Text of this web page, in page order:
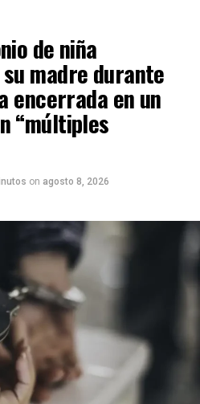
de niña
madre durante
encerrada en un
“múltiples
on agosto 8, 2026